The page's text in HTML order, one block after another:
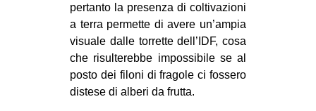
pertanto la presenza di coltivazioni
a terra permette di avere un’ampia
visuale dalle torrette dell’IDF, cosa
che risulterebbe impossibile se al
posto dei filoni di fragole ci fossero
distese di alberi da frutta.